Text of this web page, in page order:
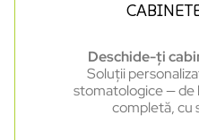
Deschide-ți
Soluții
stomatologice — de
completă, cu